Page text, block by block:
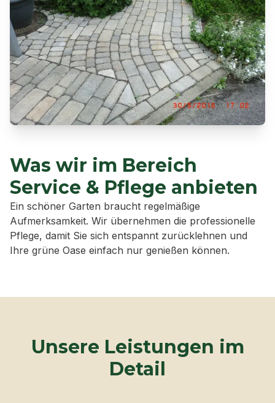
Was wir im Bereich
Service & Pflege anbieten
Ein schöner Garten braucht regelmäßige
Aufmerksamkeit. Wir übernehmen die professionelle
Pflege, damit Sie sich entspannt zurücklehnen und
Ihre grüne Oase einfach nur genießen können.
Unsere Leistungen im
Detail